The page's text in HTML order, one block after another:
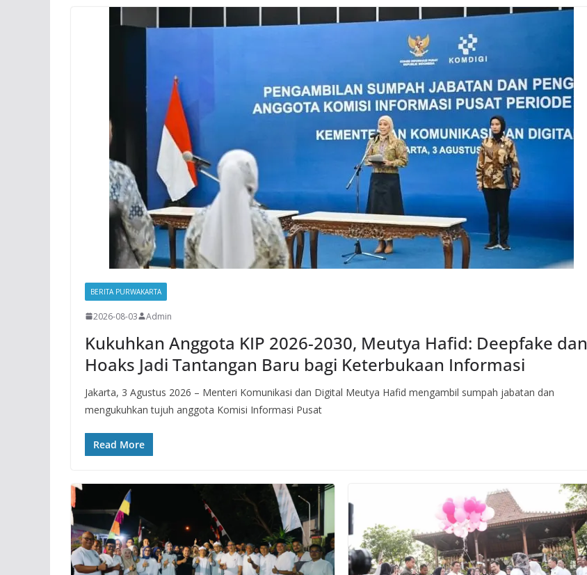
BERITA PURWAKARTA
2026-08-03 Admin
Kukuhkan Anggota KIP 2026-2030, Meutya Hafid: Deepfake dan
Hoaks Jadi Tantangan Baru bagi Keterbukaan Informasi
Jakarta, 3 Agustus 2026 – Menteri Komunikasi dan Digital Meutya Hafid mengambil sumpah jabatan dan
mengukuhkan tujuh anggota Komisi Informasi Pusat
Read More